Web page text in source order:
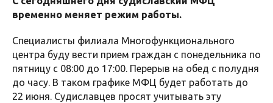
временно меняет режим работы.
Специалисты филиала Многофункционального
центра буду вести прием граждан с понедельника по
пятницу с 08:00 до 17:00. Перерыв на обед с полудня
до часу. В таком графике МФЦ будет работать до
22 июня. Судиславцев просят учитывать эту